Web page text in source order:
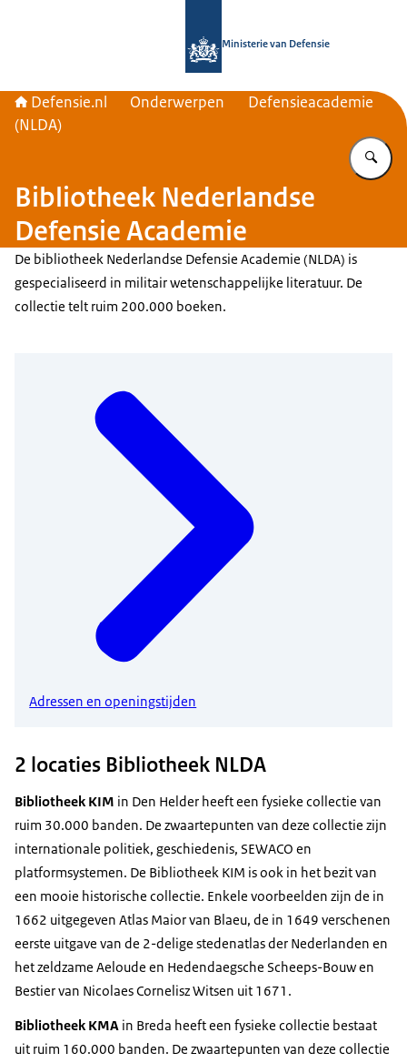
Ministerie van Defensie
Defensie.nl Onderwerpen
Defensieacademie
(NLDA)
Bibliotheek Nederlandse
Defensie Academie
De bibliotheek Nederlandse Defensie Academie (NLDA) is
gespecialiseerd in militair wetenschappelijke literatuur. De
collectie telt ruim 200.000 boeken.
Adressen en openingstijden
2 locaties Bibliotheek NLDA
Bibliotheek KIM in Den Helder heeft een fysieke collectie van
ruim 30.000 banden. De zwaartepunten van deze collectie zijn
internationale politiek, geschiedenis, SEWACO en
platformsystemen. De Bibliotheek KIM is ook in het bezit van
een mooie historische collectie. Enkele voorbeelden zijn de in
1662 uitgegeven Atlas Maior van Blaeu, de in 1649 verschenen
eerste uitgave van de 2-delige stedenatlas der Nederlanden en
het zeldzame Aeloude en Hedendaegsche Scheeps-Bouw en
Bestier van Nicolaes Cornelisz Witsen uit 1671.
Bibliotheek KMA in Breda heeft een fysieke collectie bestaat
uit ruim 160.000 banden. De zwaartepunten van deze collectie